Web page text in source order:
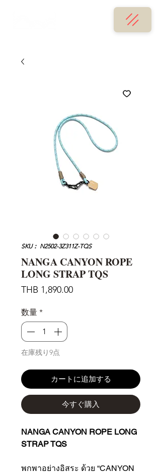
SKU： N2502-3Z311Z-TQS
NANGA CANYON ROPE
LONG STRAP TQS
THB 1,890.00価
数量 *
在庫残り9点
カートに追加する
今すぐ購入
NANGA CANYON ROPE LONG
STRAP TQS
พกพาอย่างอิสระ ด้วย “CANYON